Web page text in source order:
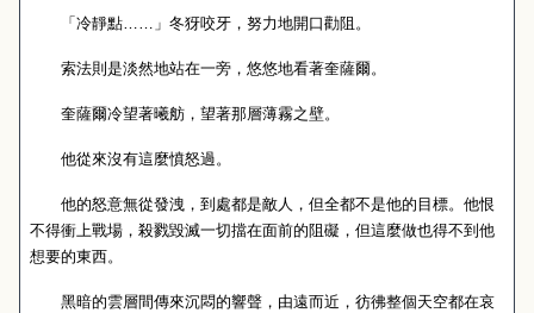
「冷靜點……」冬犽咬牙，努力地開口勸阻。
索法則是淡然地站在一旁，悠悠地看著奎薩爾。
奎薩爾冷望著曦舫，望著那層薄霧之壁。
他從來沒有這麼憤怒過。
他的怒意無從發洩，到處都是敵人，但全都不是他的目標。他恨
不得衝上戰場，殺戮毀滅一切擋在面前的阻礙，但這麼做也得不到他
想要的東西。
黑暗的雲層間傳來沉悶的響聲，由遠而近，彷彿整個天空都在哀